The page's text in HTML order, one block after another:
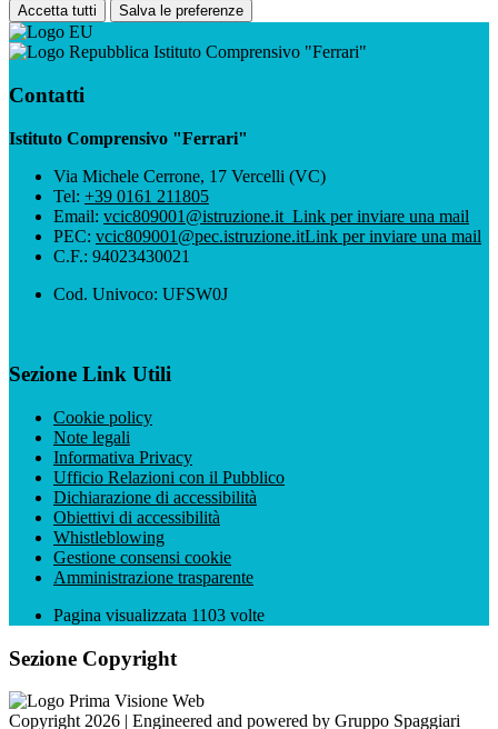
Accetta tutti Salva le preferenze
Istituto Comprensivo "Ferrari"
Contatti
Istituto Comprensivo "Ferrari"
Via Michele Cerrone, 17 Vercelli (VC)
Tel: +39 0161 211805
Email: vcic809001@istruzione.it Link per inviare una mail
PEC: vcic809001@pec.istruzione.itLink per inviare una mail
C.F.: 94023430021
Cod. Univoco: UFSW0J
Sezione Link Utili
Cookie policy
Note legali
Informativa Privacy
Ufficio Relazioni con il Pubblico
Dichiarazione di accessibilità
Obiettivi di accessibilità
Whistleblowing
Gestione consensi cookie
Amministrazione trasparente
Pagina visualizzata 1103 volte
Sezione Copyright
Copyright 2026 | Engineered and powered by Gruppo Spaggiari